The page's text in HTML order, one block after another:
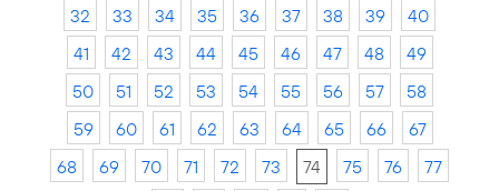
32
33 34 35 36 37 38 39
40
41
42 43 44 45 46 47 48
49
50
51 52 53 54 55 56 57
58
59
60 61 62 63 64 65 66
67
68
69 70 71 72 73 74 75 76
77